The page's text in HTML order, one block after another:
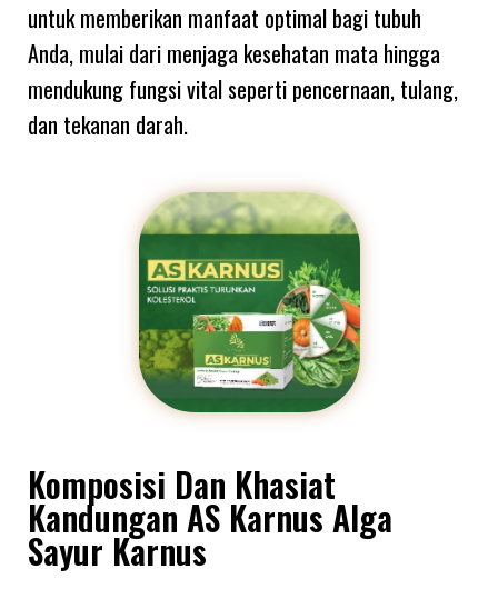
untuk memberikan manfaat optimal bagi tubuh
Anda, mulai dari menjaga kesehatan mata hingga
mendukung fungsi vital seperti pencernaan, tulang,
dan tekanan darah.
Komposisi Dan Khasiat
Kandungan AS Karnus Alga
Sayur Karnus